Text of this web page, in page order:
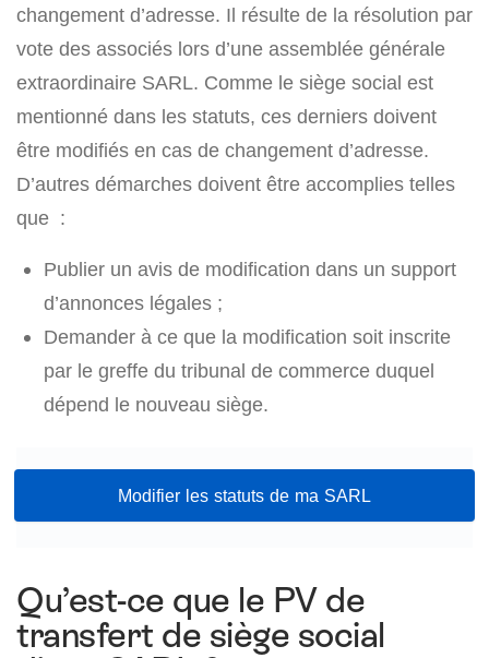
changement d’adresse. Il résulte de la résolution par
vote des associés lors d’une assemblée générale
extraordinaire SARL. Comme le siège social est
mentionné dans les statuts, ces derniers doivent
être modifiés en cas de changement d’adresse.
D’autres démarches doivent être accomplies telles
que :
Publier un avis de modification dans un support
d’annonces légales ;
Demander à ce que la modification soit inscrite
par le greffe du tribunal de commerce duquel
dépend le nouveau siège.
Modifier les statuts de ma SARL
Qu’est-ce que le PV de
transfert de siège social